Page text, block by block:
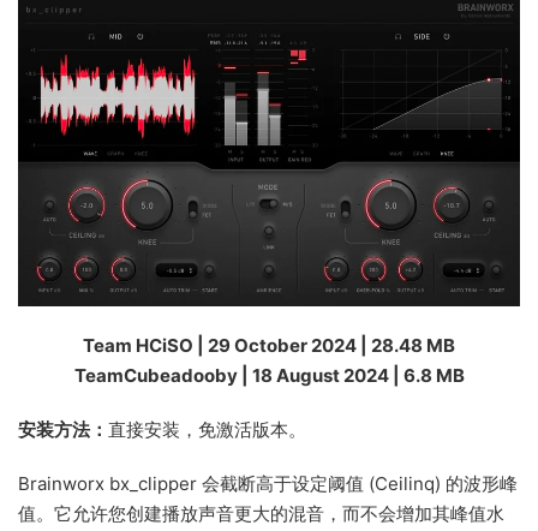
Team HCiSO | 29 October 2024 | 28.48 MB
TeamCubeadooby | 18 August 2024 | 6.8 MB
安装方法： 直接安装，免激活版本。
Brainworx bx_clipper 会截断高于设定阈值 (Ceilinq) 的波形峰
值。它允许您创建播放声音更大的混音，而不会增加其峰值水